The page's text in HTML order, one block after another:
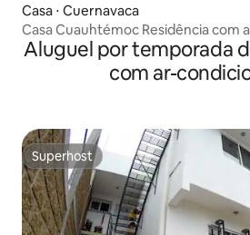
Casa ⋅ Cuernavaca
Casa Cuauhtémoc
Aluguel por temporada
com ar-
Superhost
Superhost